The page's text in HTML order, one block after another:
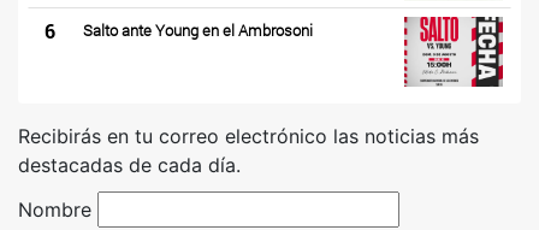
6 Salto ante Young en el Ambrosoni
Recibirás en tu correo electrónico las noticias más
destacadas de cada día.
Nombre